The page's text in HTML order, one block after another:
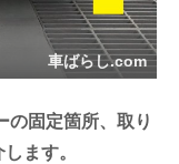
車ばらし.com
の固定箇所、取り
ます。